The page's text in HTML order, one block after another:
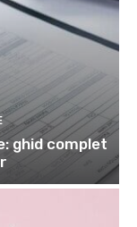
ghid complet